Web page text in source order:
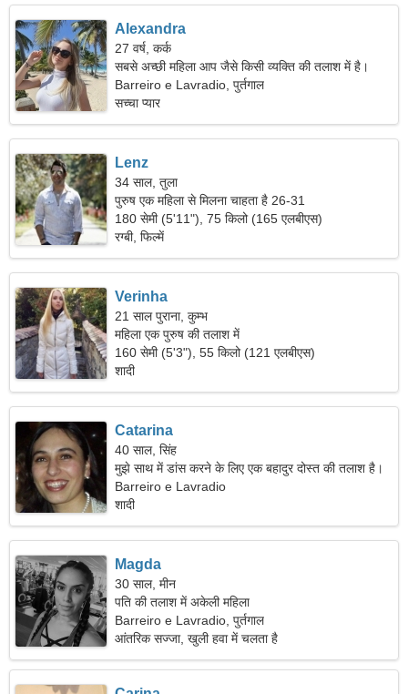
Alexandra
27 वर्ष, कर्क
सबसे अच्छी महिला आप जैसे किसी व्यक्ति की तलाश में है।
Barreiro e Lavradio, पुर्तगाल
सच्चा प्यार
Lenz
34 साल, तुला
पुरुष एक महिला से मिलना चाहता है 26-31
180 सेमी (5'11"), 75 किलो (165 एलबीएस)
रग्बी, फिल्में
Verinha
21 साल पुराना, कुम्भ
महिला एक पुरुष की तलाश में
160 सेमी (5'3"), 55 किलो (121 एलबीएस)
शादी
Catarina
40 साल, सिंह
मुझे साथ में डांस करने के लिए एक बहादुर दोस्त की तलाश है।
Barreiro e Lavradio
शादी
Magda
30 साल, मीन
पति की तलाश में अकेली महिला
Barreiro e Lavradio, पुर्तगाल
आंतरिक सज्जा, खुली हवा में चलता है